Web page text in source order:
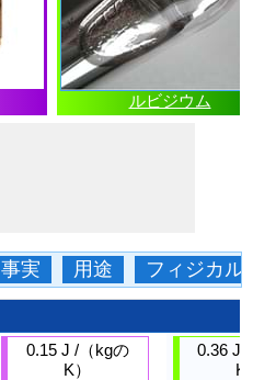
ルビジウム
事実 用途 フィジカル
0.15 J /（kgの
K）
0.36 J /（
K）